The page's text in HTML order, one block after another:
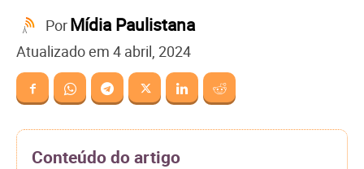
PorMídia Paulistana
Atualizado em 4 abril, 2024
Conteúdo do artigo